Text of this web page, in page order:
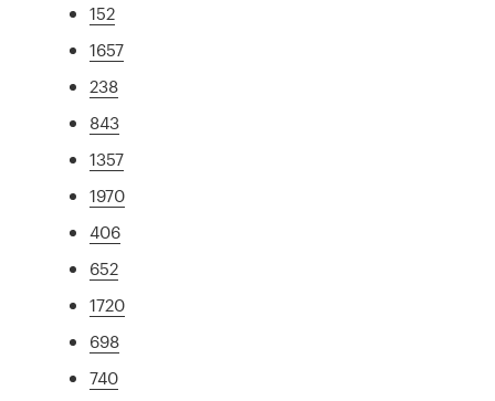
152
1657
238
843
1357
1970
406
652
1720
698
740